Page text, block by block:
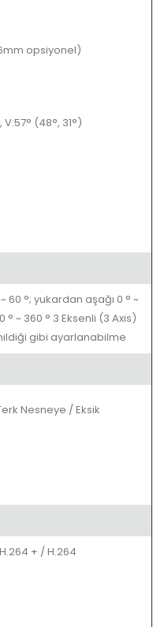
opsiyonel)
V:57° (48°, 31°)
60 °; yukardan aşağı 0 ° ~
° ~ 360 ° 3 Eksenli (3 Axis)
gibi ayarlanabilme
Nesneye / Eksik
+ / H.264